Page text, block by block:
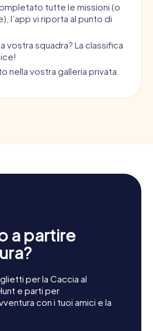
tutte le missioni (o
l’app vi riporta al punto di
vostra squadra? La classifica
nella vostra galleria privata.
a partire
per la Caccia al
e parti per
con i tuoi amici e la